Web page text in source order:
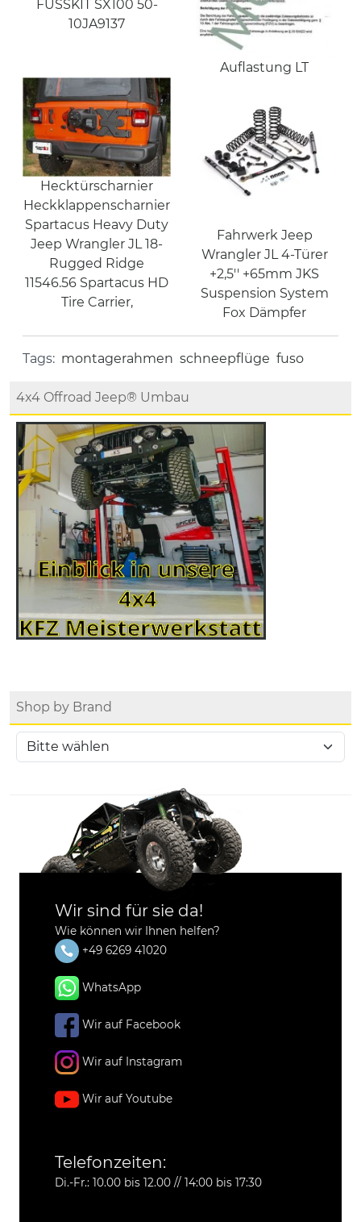
FUSSKIT SX100 50-
10JA9137
Auflastung LT
Hecktürscharnier
Heckklappenscharnier
Spartacus Heavy Duty
Jeep Wrangler JL 18-
Rugged Ridge
11546.56 Spartacus HD
Tire Carrier,
Fahrwerk Jeep
Wrangler JL 4-Türer
+2,5'' +65mm JKS
Suspension System
Fox Dämpfer
Tags: montagerahmen schneepflüge fuso
4x4 Offroad Jeep® Umbau
Shop by Brand
Wir sind für sie da!
Wie können wir Ihnen helfen?
+49 6269 41020
WhatsApp
Wir auf Facebook
Wir auf Instagram
Wir auf Youtube
Telefonzeiten:
Di.-Fr.: 10.00 bis 12.00 // 14:00 bis 17:30